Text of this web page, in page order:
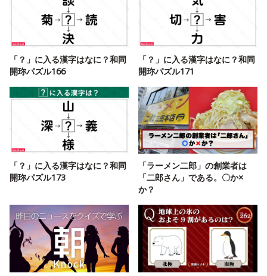
「？」に入る漢字はなに？和同
開珎パズル166
「？」に入る漢字はなに？和同
開珎パズル171
「？」に入る漢字はなに？和同
開珎パズル173
「ラーメン二郎」の創業者は
「二郎さん」である。〇か×
か？